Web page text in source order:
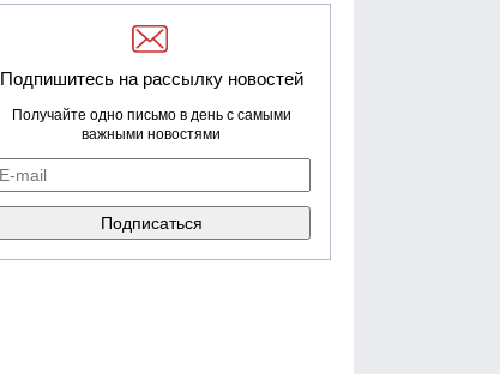
Подпишитесь на рассылку новостей
Получайте одно письмо в день с самыми
важными новостями